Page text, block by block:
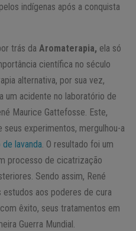
indígenas após a conquista
trás da Aromaterapia, ela só
científica no século
alternativa, por sua vez,
um acidente no laboratório de
Maurice Gattefosse. Este,
seus experimentos, mergulhou-a
lavanda . O resultado foi um
processo de cicatrização
Sendo assim, René
estudos aos poderes de cura
êxito, seus tratamentos em
Guerra Mundial.